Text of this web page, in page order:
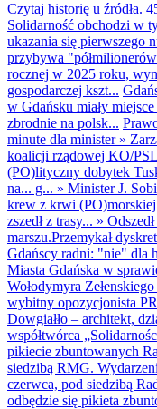
Czytaj historię u źródła.
Solidarność obchodzi w
ukazania się pierwszego
przybywa
rocznej w 2025 roku,
gospodarczej kszt...
w Gdańsku miały
zbrodnie na polsk...
minute dla minister»
koalicji rządowej KO/
(PO)lityczny dobytek
na... g... » Minister J.
krew z krwi
zszedł z trasy... »
marszu.Przemykał
Gdańscy radni: "nie" dla
Miasta Gdańska w
Wołodymyra
wybitny opozycjonista
Dowgiałło – architekt,
współtwórca
pikiecie zbuntowanych
siedzibą RMG.
czerwca, pod siedzibą
odbędzie się pikieta